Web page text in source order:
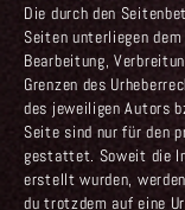
Die durch den
Seiten unterliegen
Bearbeitung,
Grenzen des
des jeweiligen Autors
Seite sind nur für den
gestattet. Soweit die
erstellt wurden,
du trotzdem auf eine